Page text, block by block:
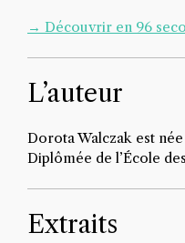
→ Découvrir en 96
L’auteur
Dorota Walczak est
Diplômée de l’École
Extraits